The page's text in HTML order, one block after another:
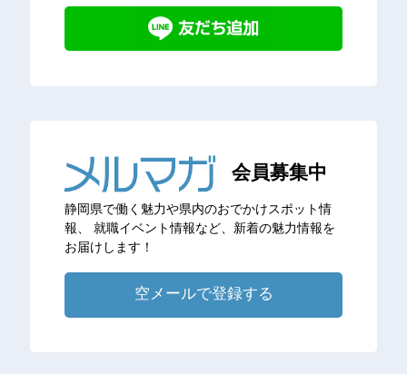
会員募集中
静岡県で働く魅力や県内のおでかけスポット情
報、
就職イベント情報など、新着の魅力情報を
お届けします！
空メールで登録する